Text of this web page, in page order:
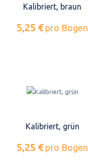
Kalibriert, braun
5,25 € pro Bogen
Kalibriert, grün
5,25 € pro Bogen